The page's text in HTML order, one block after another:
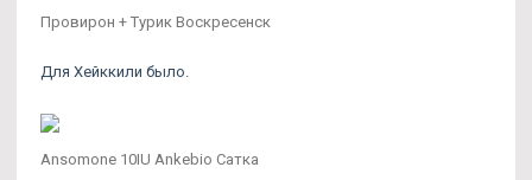
Провирон + Турик Воскресенск
Для Хейккили было.
Ansomone 10IU Ankebio Сатка